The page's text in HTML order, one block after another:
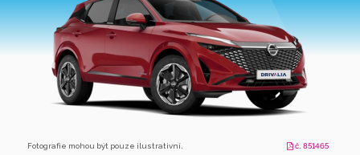
Fotografie mohou být pouze ilustrativní. č. 851465